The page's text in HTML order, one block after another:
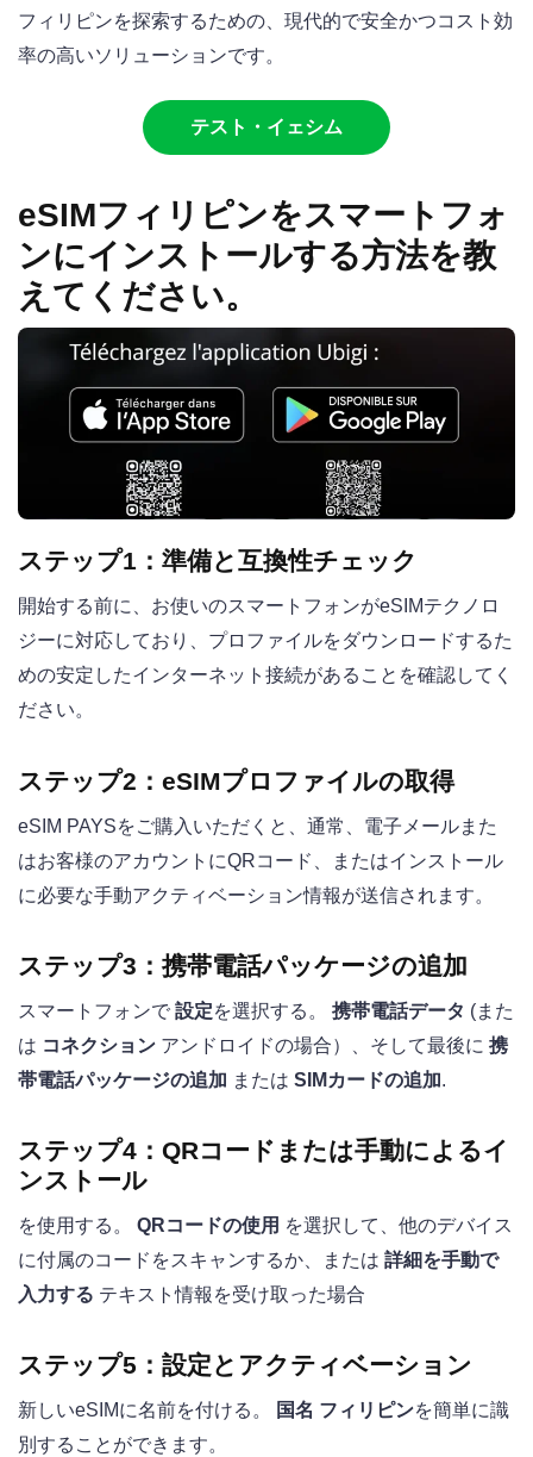
フィリピンを探索するための、現代的で安全かつコスト効
率の高いソリューションです。
テスト・イェシム
eSIMフィリピンをスマートフォ
ンにインストールする方法を教
えてください。
ステップ1：準備と互換性チェック
開始する前に、お使いのスマートフォンがeSIMテクノロ
ジーに対応しており、プロファイルをダウンロードするた
めの安定したインターネット接続があることを確認してく
ださい。
ステップ2：eSIMプロファイルの取得
eSIM PAYSをご購入いただくと、通常、電子メールまた
はお客様のアカウントにQRコード、またはインストール
に必要な手動アクティベーション情報が送信されます。
ステップ3：携帯電話パッケージの追加
スマートフォンで 設定を選択する。 携帯電話データ (また
は コネクション アンドロイドの場合）、そして最後に 携
帯電話パッケージの追加 または SIMカードの追加.
ステップ4：QRコードまたは手動によるイ
ンストール
を使用する。 QRコードの使用 を選択して、他のデバイス
に付属のコードをスキャンするか、または 詳細を手動で
入力する テキスト情報を受け取った場合
ステップ5：設定とアクティベーション
新しいeSIMに名前を付ける。 国名 フィリピンを簡単に識
別することができます。